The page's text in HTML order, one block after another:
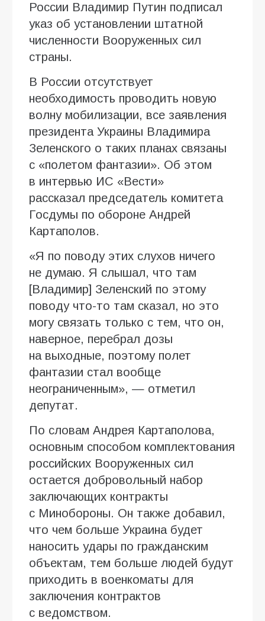
России Владимир Путин подписал
указ об установлении штатной
численности Вооруженных сил
страны.
В России отсутствует
необходимость проводить новую
волну мобилизации, все заявления
президента Украины Владимира
Зеленского о таких планах связаны
с «полетом фантазии». Об этом
в интервью ИC «Вести»
рассказал председатель комитета
Госдумы по обороне Андрей
Картаполов.
«Я по поводу этих слухов ничего
не думаю. Я слышал, что там
[Владимир] Зеленский по этому
поводу что-то там сказал, но это
могу связать только с тем, что он,
наверное, перебрал дозы
на выходные, поэтому полет
фантазии стал вообще
неограниченным», — отметил
депутат.
По словам Андрея Картаполова,
основным способом комплектования
российских Вооруженных сил
остается добровольный набор
заключающих контракты
с Минобороны. Он также добавил,
что чем больше Украина будет
наносить удары по гражданским
объектам, тем больше людей будут
приходить в военкоматы для
заключения контрактов
с ведомством.